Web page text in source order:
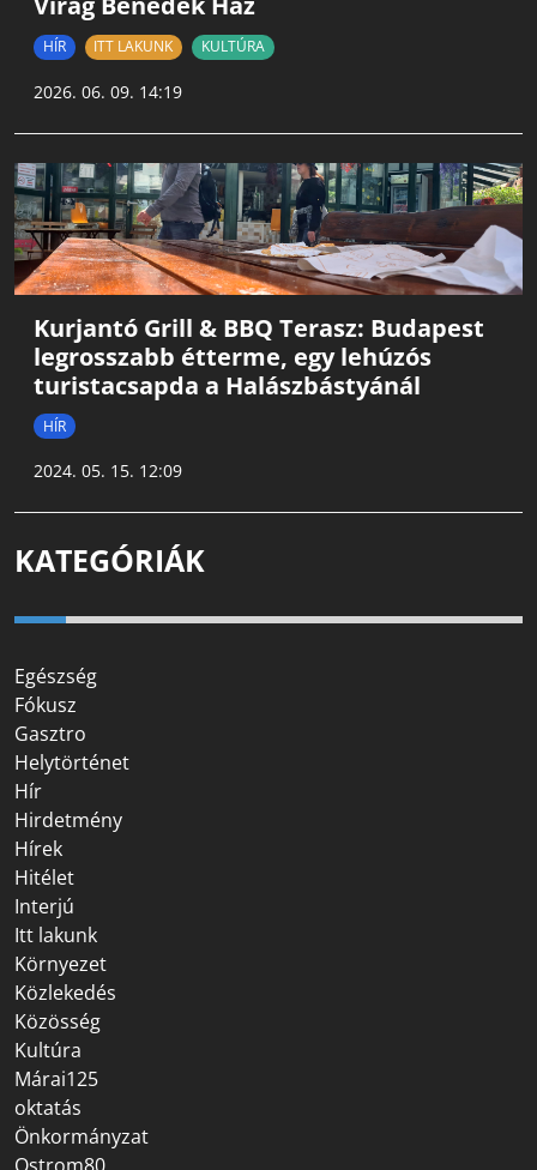
HÍR ITT LAKUNK KULTÚRA
2026. 06. 09. 14:19
Kurjantó Grill & BBQ Terasz: Budapest
legrosszabb étterme, egy lehúzós
turistacsapda a Halászbástyánál
HÍR
2024. 05. 15. 12:09
KATEGÓRIÁK
Egészség
Fókusz
Gasztro
Helytörténet
Hír
Hirdetmény
Hírek
Hitélet
Interjú
Itt lakunk
Környezet
Közlekedés
Közösség
Kultúra
Márai125
oktatás
Önkormányzat